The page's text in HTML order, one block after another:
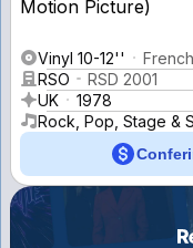
Vinyl 10-12''
RSO
RSD 2001
UK
1978
Rock, Pop, Stage &